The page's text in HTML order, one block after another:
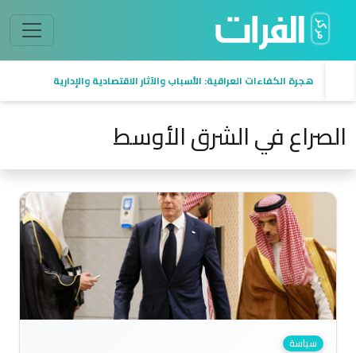
هجرة الكفاءات العراقية: الأسباب والآثار الاقتصادية والإدارية
الصراع في الشرق الأوسط
سياسة